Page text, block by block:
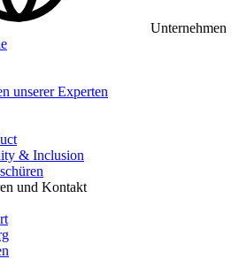
Unternehmen
unserer Experten
& Inclusion
und Kontakt